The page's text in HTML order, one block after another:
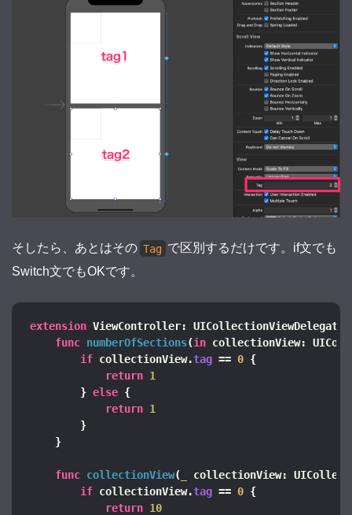
そしたら、あとはその Tag で区別するだけです。if文でも
Switch文でもOKです。
extension ViewController:
func numberOfSections(in collectionView:
if collectionView.tag == 0 {
return 1
} else {
return 1
}
}
func collectionView(
collectionView:
if collectionView.tag == 0 {
return 10